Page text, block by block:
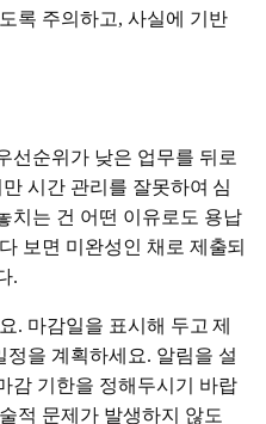
록 주의하고, 사실에 기반
선순위가 낮은 업무를 뒤로
시간 관리를 잘못하여 심
치는 건 어떤 이유로도 용납
보면 미완성인 채로 제출되
.
. 마감일을 표시해 두고 제
을 계획하세요. 알림을 설
감 기한을 정해두시기 바랍
적 문제가 발생하지 않도